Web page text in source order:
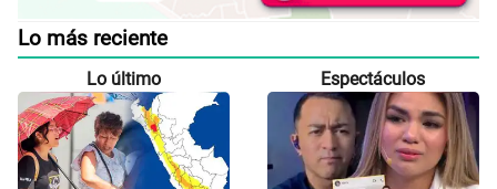
Lo más reciente
Lo último Espectáculos